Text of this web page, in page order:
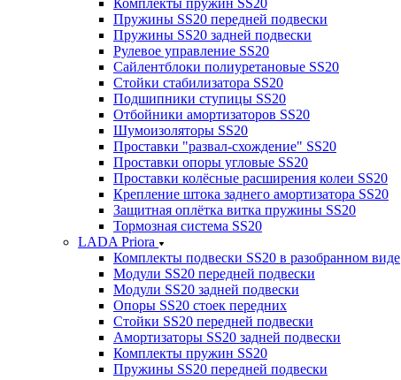
Комплекты пружин SS20
Пружины SS20 передней подвески
Пружины SS20 задней подвески
Рулевое управление SS20
Сайлентблоки полиуретановые SS20
Стойки стабилизатора SS20
Подшипники ступицы SS20
Отбойники амортизаторов SS20
Шумоизоляторы SS20
Проставки "развал-схождение" SS20
Проставки опоры угловые SS20
Проставки колёсные расширения колеи SS20
Крепление штока заднего амортизатора SS20
Защитная оплётка витка пружины SS20
Тормозная система SS20
LADA Priora
Комплекты подвески SS20 в разобранном виде
Модули SS20 передней подвески
Модули SS20 задней подвески
Опоры SS20 стоек передних
Стойки SS20 передней подвески
Амортизаторы SS20 задней подвески
Комплекты пружин SS20
Пружины SS20 передней подвески